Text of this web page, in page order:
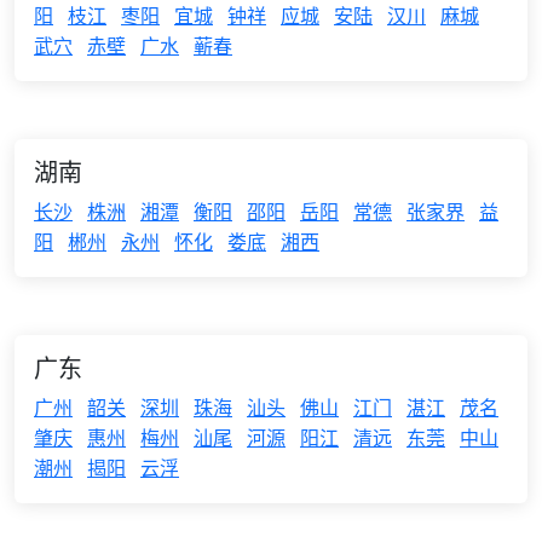
阳 枝江 枣阳 宜城 钟祥 应城 安陆 汉川 麻城
武穴 赤壁 广水 蕲春
湖南
长沙 株洲 湘潭 衡阳 邵阳 岳阳 常德 张家界
益
阳 郴州 永州 怀化 娄底 湘西
广东
广州 韶关 深圳 珠海 汕头 佛山 江门 湛江
茂名
肇庆 惠州 梅州 汕尾 河源 阳江 清远 东莞 中山
潮州 揭阳 云浮